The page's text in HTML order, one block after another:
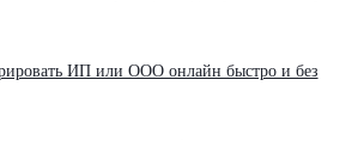
ИП или ООО онлайн быстро и без